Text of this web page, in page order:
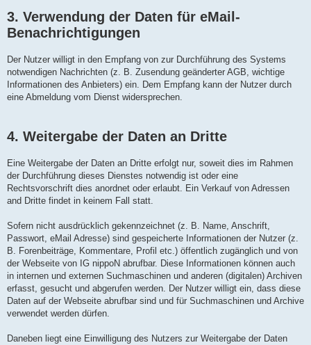
3. Verwendung der Daten für eMail-
Benachrichtigungen
Der Nutzer willigt in den Empfang von zur Durchführung des Systems
notwendigen Nachrichten (z. B. Zusendung geänderter AGB, wichtige
Informationen des Anbieters) ein. Dem Empfang kann der Nutzer durch
eine Abmeldung vom Dienst widersprechen.
4. Weitergabe der Daten an Dritte
Eine Weitergabe der Daten an Dritte erfolgt nur, soweit dies im Rahmen
der Durchführung dieses Dienstes notwendig ist oder eine
Rechtsvorschrift dies anordnet oder erlaubt. Ein Verkauf von Adressen
and Dritte findet in keinem Fall statt.
Sofern nicht ausdrücklich gekennzeichnet (z. B. Name, Anschrift,
Passwort, eMail Adresse) sind gespeicherte Informationen der Nutzer (z.
B. Forenbeiträge, Kommentare, Profil etc.) öffentlich zugänglich und von
der Webseite von IG nippoN abrufbar. Diese Informationen können auch
in internen und externen Suchmaschinen und anderen (digitalen) Archiven
erfasst, gesucht und abgerufen werden. Der Nutzer willigt ein, dass diese
Daten auf der Webseite abrufbar sind und für Suchmaschinen und Archive
verwendet werden dürfen.
Daneben liegt eine Einwilligung des Nutzers zur Weitergabe der Daten